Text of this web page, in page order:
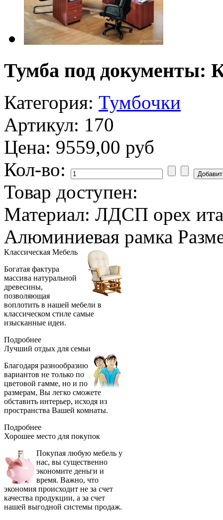
Тумба под документы:
Категория: Тумбочки
Артикул: 170
Цена: 9559,00 руб
Кол-во:
Товар доступен:
Материал: ЛДСП орех
Aлюминиевая рамка
Классическая Мебель
Богатая фактура
массива натуральной
древесины,
позволяющая
воплотить в нашей мебели в
классическом стиле самые
изысканные идеи.
Подробнее
Лучший отдых для семьи
Благодаря разнообразию
вариантов не только по
цветовой гамме, но и по
размерам, Вы легко сможете
обставить интерьер, исходя из
пространства Вашей комнаты.
Подробнее
Хорошее место для покупок
Покупая любую мебель у
нас, вы существенно
экономите деньги и
время. Важно, что
экономия происходит не за счет
качества продукции, а за счет
нашей выгодной системы продаж.